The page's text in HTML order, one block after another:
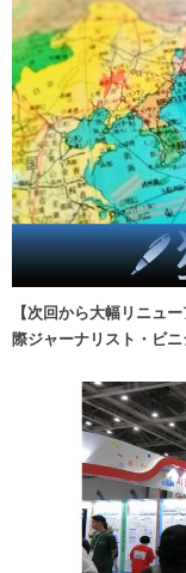
【次回から大幅リニュ
際ジャーナリスト・ビ